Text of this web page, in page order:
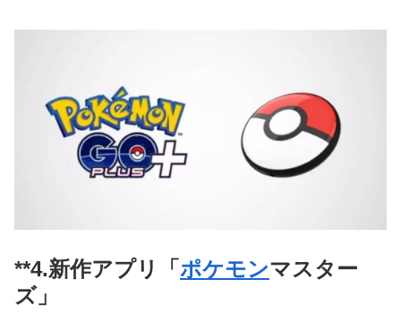
**4.新作アプリ「 ポケモンマスター
ズ」